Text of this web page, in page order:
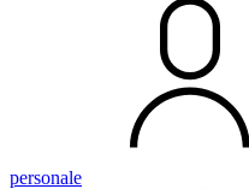
personale